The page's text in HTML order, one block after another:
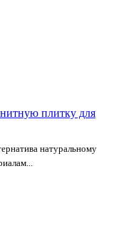
плитку для
натуральному